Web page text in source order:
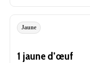
Jaune
1 jaune d’œuf